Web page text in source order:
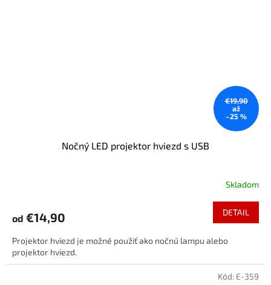
€19,90
až
–25 %
Nočný LED projektor hviezd s USB
Skladom
od €14,90 DETAIL
Projektor hviezd je možné použiť ako nočnú lampu alebo
projektor hviezd.
Kód: E-359